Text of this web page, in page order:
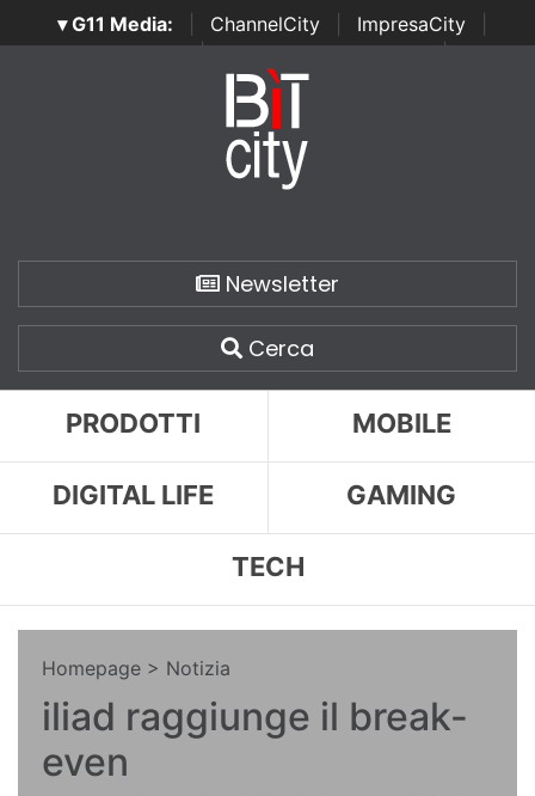
▾ G11 Media: ChannelCity ImpresaCity
SecurityOpenLab | Italian Channel Awards | Italian
Italian Security Awards
Newsletter
Cerca
PRODOTTI MOBILE
DIGITAL LIFE GAMING
TECH
Homepage > Notizia
iliad raggiunge il break-
even